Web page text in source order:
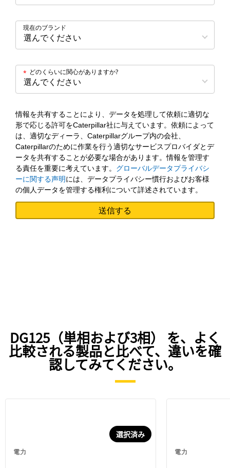
現在のブランド
どのくらいに関心がありますか?
*
情報を共有することにより、データを処理して依頼に適切な
形で応じる許可をCaterpillar社に与えています。依頼によって
は、適切なディーラ、Caterpillarグループ内の会社、
Caterpillarのために作業を行う適切なサービスプロバイダとデ
ータを共有することが必要な場合があります。情報を管理す
る責任を重要に考えています。 グローバルデータプライバシ
ーに関する声明には、データプライバシー慣行およびお客様
の個人データを管理する権利について詳述されています。
DG125（単相および3相） を、よく
比較される製品と比べて、違いを確
認してみてください。
電力
選択済み
電力